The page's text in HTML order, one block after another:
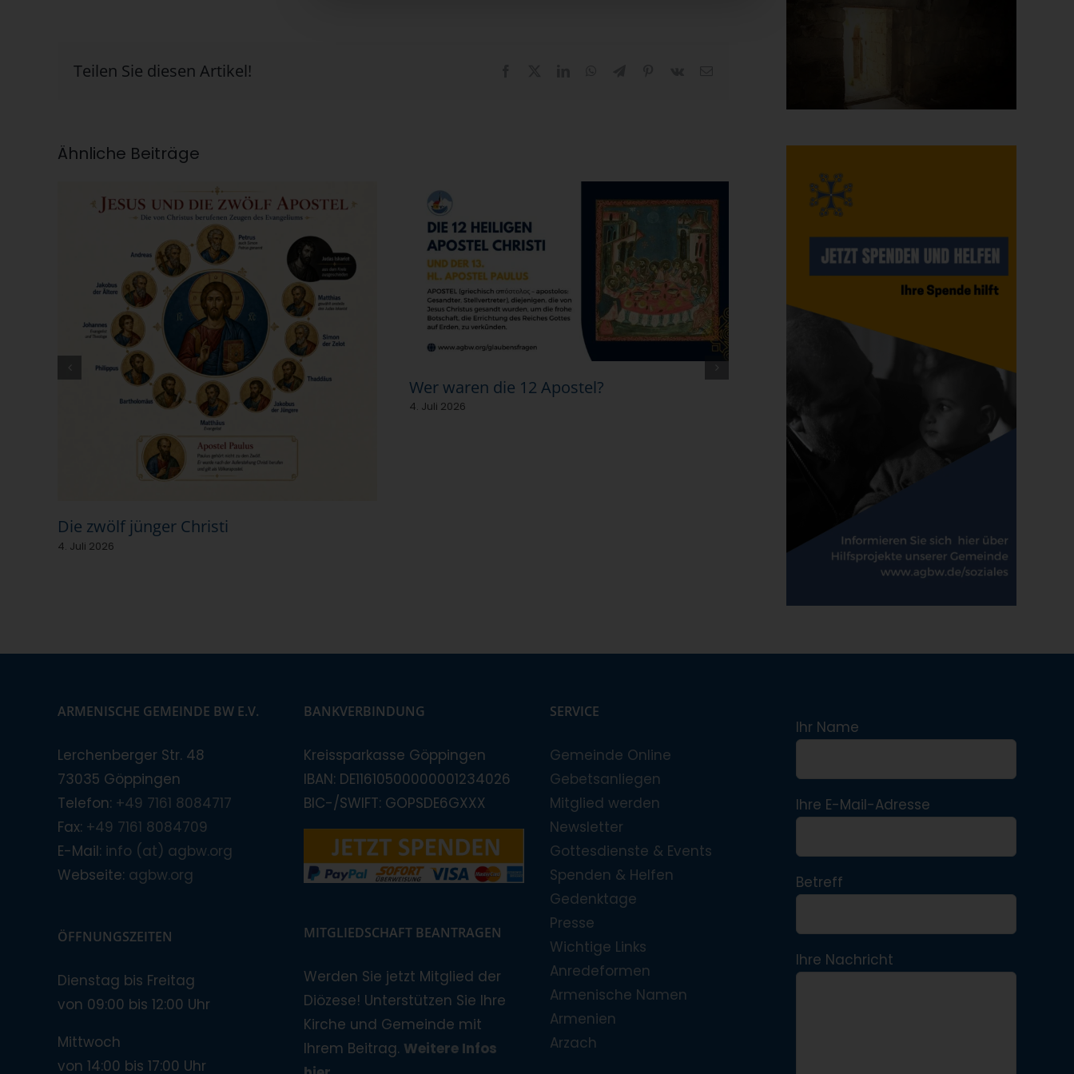
Teilen Sie diesen Artikel!
Ähnliche Beiträge
Die zwölf jünger Christi
4. Juli 2026
Wer waren die 12 Apostel?
4. Juli 2026
ARMENISCHE GEMEINDE BW E.V.
Lerchenberger Str. 48
73035 Göppingen
Telefon: +49 7161 8084717
Fax: +49 7161 8084709
E-Mail: info (at) agbw.org
Webseite: agbw.org
ÖFFNUNGSZEITEN
Dienstag bis Freitag
von 09:00 bis 12:00 Uhr
Mittwoch
von 14:00 bis 17:00 Uhr
BANKVERBINDUNG
Kreissparkasse Göppingen
IBAN: DE11610500000001234026
BIC-/SWIFT: GOPSDE6GXXX
MITGLIEDSCHAFT BEANTRAGEN
Werden Sie jetzt Mitglied der
Diözese! Unterstützen Sie Ihre
Kirche und Gemeinde mit
Ihrem Beitrag. Weitere Infos
SERVICE
Gemeinde Online
Gebetsanliegen
Mitglied werden
Newsletter
Gottesdienste & Events
Spenden & Helfen
Gedenktage
Presse
Wichtige Links
Anredeformen
Armenische Namen
Armenien
Arzach
Ihr Name
Ihre E-Mail-Adresse
Betreff
Ihre Nachricht